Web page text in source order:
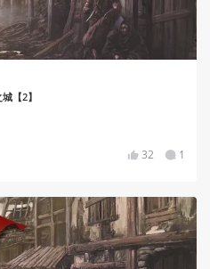
【2】
32 1